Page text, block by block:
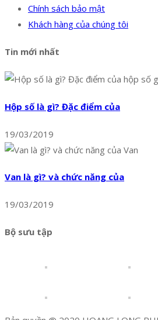
Chính sách bảo mật
Khách hàng của chúng tôi
Tin mới nhất
Hộp số là gì? Đặc điểm của
19/03/2019
Van là gì? và chức năng của
19/03/2019
Bộ sưu tập